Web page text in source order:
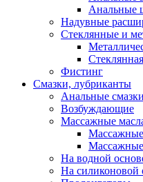
Анальные
Надувные
Стеклянные и
Фистинг
Смазки, лубриканты
Анальные смазки
Возбуждающие
Массажные
На водной
На силиконовой